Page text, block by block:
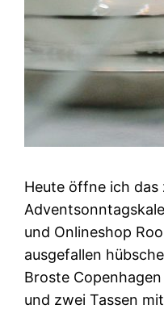
Heute öffne ich das
und Onlineshop
ausgefallen
Broste
und zwei Tassen